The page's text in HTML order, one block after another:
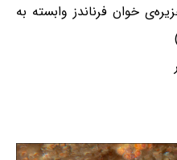
خوان فرناندز وابسته به